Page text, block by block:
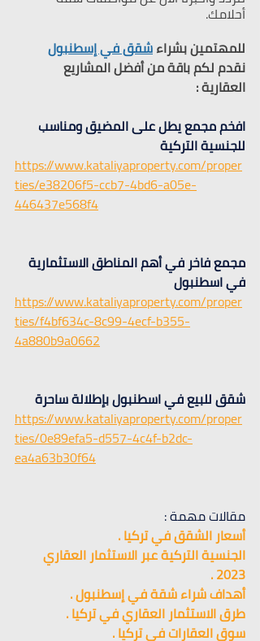
أحلامك.
للمهتمين بشراء شقق في إسطنبول
نقدم لكم باقة من أفضل المشاريع
العقارية :
افخم مجمع يطل على المضيق ومناسب
للجنسية التركية
https://www.kataliyaproperty.com/proper
ties/e38206f5-ccb7-4bd6-a05e-
446437e568f4
مجمع فاخر في أهم المناطق الاستثمارية
في اسطنبول
https://www.kataliyaproperty.com/proper
ties/f4bf634c-8c99-4ecf-b355-
4a880b9a0662
شقق للبيع في اسطنبول بإطلالة ساحرة
https://www.kataliyaproperty.com/proper
ties/0e89efa5-d557-4c4f-b2dc-
ea4a63b30f64
مقالات مهمة :
أسعار الشقق في تركيا .
الجنسية التركية عبر الاستثمار العقاري
2023 .
أهداف شراء شقة في إسطنبول .
طرق الاستثمار العقاري في تركيا .
سوق العقارات في تركيا .